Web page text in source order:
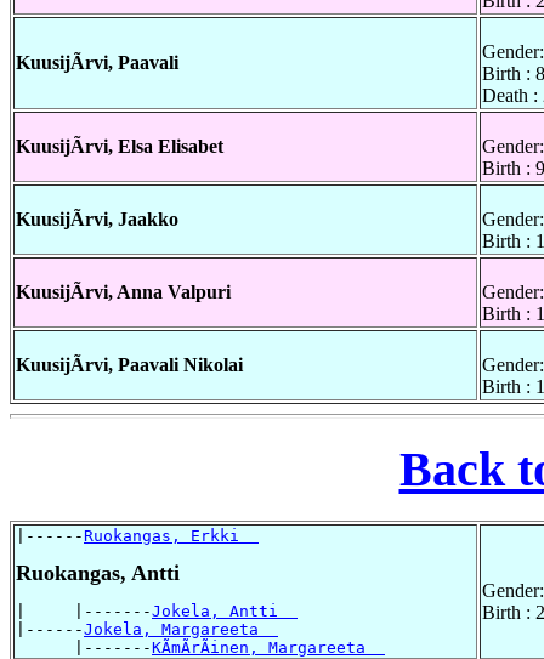
KuusijÃrvi, Paavali
Birth :
Death :
KuusijÃrvi, Elsa Elisabet
Birth :
KuusijÃrvi, Jaakko
Birth :
KuusijÃrvi, Anna Valpuri
Birth :
KuusijÃrvi, Paavali Nikolai
Birth :
Back
|------Ruokangas, Erkki
Ruokangas, Antti
|     |-------Jokela, Antti
|------Jokela, Margareeta
      |-------
KÃmÃrÃinen, Margareeta
Birth :